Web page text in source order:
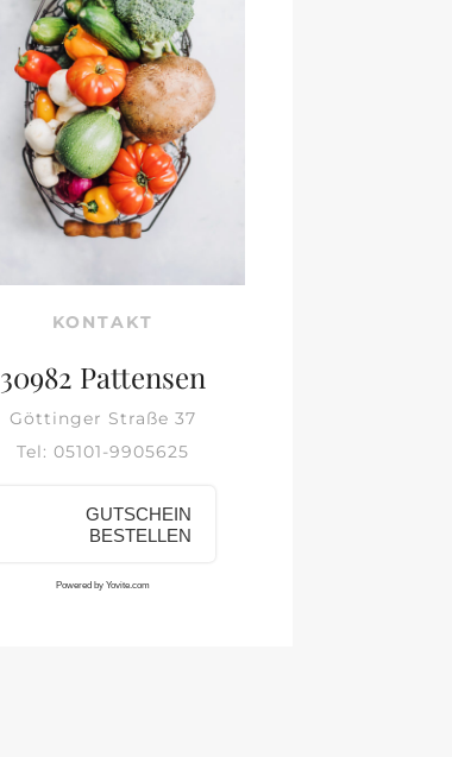
KONTAKT
30982 Pattensen
Göttinger Straße 37
Tel: 05101-9905625
GUTSCHEIN
BESTELLEN
Powered by Yovite.com